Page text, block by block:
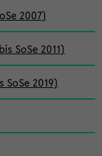
2007)
SoSe 2011)
2019)